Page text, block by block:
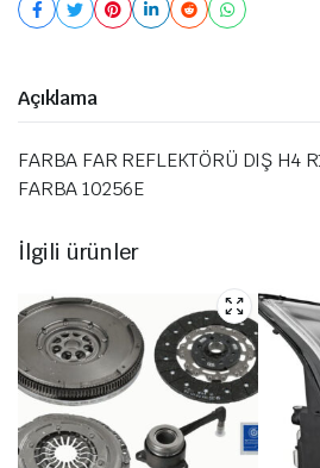
Açıklama
FARBA FAR REFLEKTÖRÜ DIŞ H4
FARBA 10256E
İlgili ürünler